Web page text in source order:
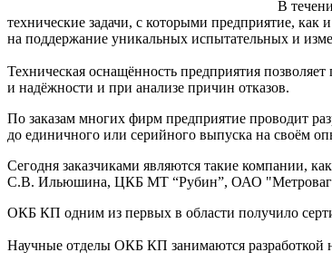
В
технические задачи, с которыми предприятие,
на поддержание уникальных испытательных и
Техническая оснащённость предприятия
и надёжности и при анализе причин отказов.
По заказам многих фирм предприятие проводит
до единичного или серийного выпуска на своём
Сегодня заказчиками являются такие
С.В. Ильюшина, ЦКБ МТ “Рубин”, ОАО
ОКБ КП одним из первых в области получило
Научные отделы ОКБ КП занимаются разработкой